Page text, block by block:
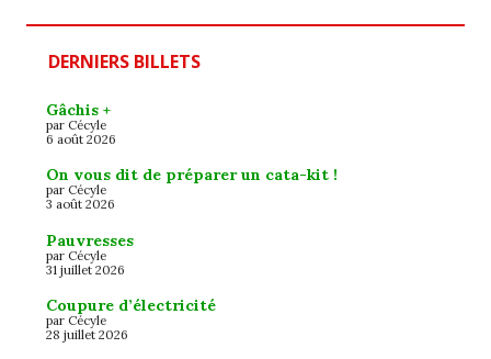
DERNIERS BILLETS
Gâchis +
par Cécyle
6 août 2026
On vous dit de préparer un cata-kit !
par Cécyle
3 août 2026
Pauvresses
par Cécyle
31 juillet 2026
Coupure d’électricité
par Cécyle
28 juillet 2026